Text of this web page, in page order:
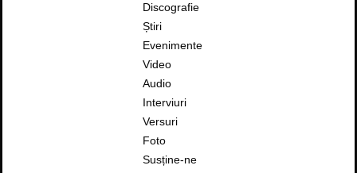
Discografie
Știri
Evenimente
Video
Audio
Interviuri
Versuri
Foto
Susține-ne